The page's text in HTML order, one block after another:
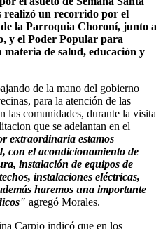
realizó un recorrido por el
la Parroquia Choroní, junto a
y el Poder Popular para
materia de salud, educación y
de la mano del gobierno
para la atención de las
las comunidades, durante la visita
que se adelantan en el
extraordinaria estamos
con el acondicionamiento de
instalación de equipos de
instalaciones eléctricas,
haremos una importante
agregó Morales.
Carpio indicó que en los